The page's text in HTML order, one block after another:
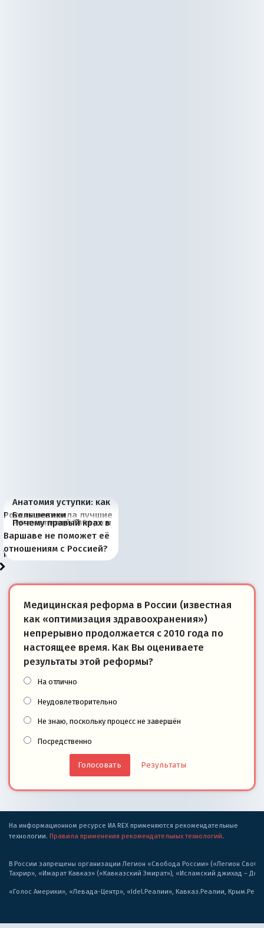
Анатомия уступки: как
Россия потеряла лучшие
рыбопромысловые
районы Баренцева
моря
Большевики
отличаются от «Яблока»
тем, что они -
победители
Киевская марионетка
Запада рассказала о
«переобувании» хозяев
В России назрели
перемены: 15 шагов к
суверенной экономике
Миграционный пожар
Европы
Россия начинает
сбрасывать балласт
Анкориджа
Россия зимой 1904
года: первые уступки во
внутренней политике
Русская нация вчера и
сегодня
Почему правый крах в
Варшаве не поможет её
отношениям с Россией?
Медицинская реформа в России (известная
как «оптимизация здравоохранения»)
непрерывно продолжается с 2010 года по
настоящее время. Как Вы оцениваете
результаты этой реформы?
На отлично
Неудовлетворительно
Не знаю, поскольку процесс не завершён
Посредственно
Результаты
На информационном ресурсе ИА REX применяются рекомендательные
технологии. Правила применения рекомендательных технологий.
В России запрещены организации Легион «Свобода России» («Легион
Тахрир», «Имарат Кавказ» («Кавказский Эмират»), «Исламский джихад –
«Голос Америки», «Левада-Центр», «Idel.Реалии», Кавказ.Реалии,